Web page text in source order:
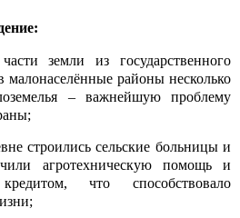
земли из государственного
малонаселённые районы несколько
– важнейшую проблему
строились сельские больницы и
агротехническую помощь и
что способствовало